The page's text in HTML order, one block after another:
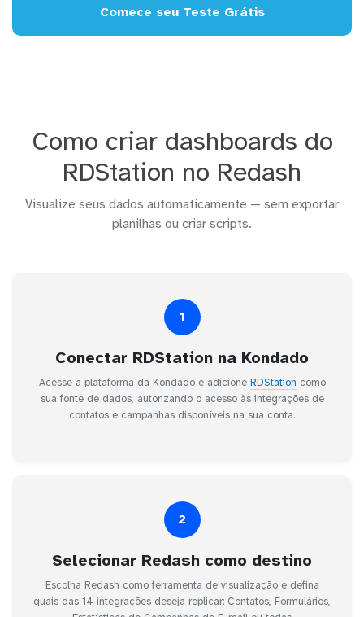
Comece seu Teste Grátis
Como criar dashboards do
RDStation no Redash
Visualize seus dados automaticamente — sem exportar
planilhas ou criar scripts.
1
Conectar RDStation na Kondado
Acesse a plataforma da Kondado e adicione RDStation como
sua fonte de dados, autorizando o acesso às integrações de
contatos e campanhas disponíveis na sua conta.
2
Selecionar Redash como destino
Escolha Redash como ferramenta de visualização e defina
quais das 14 integrações deseja replicar: Contatos, Formulários,